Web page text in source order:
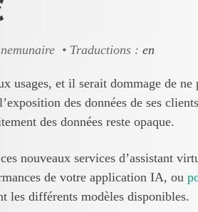
nemunaire • Traductions : en
usages, et il serait dommage de
des données de ses
des données reste opaque.
nouveaux services d’assistant
de votre application IA, ou
les différents modèles disponibles.